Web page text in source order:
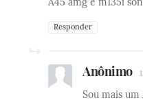
Responder
Anônimo
Sou mais